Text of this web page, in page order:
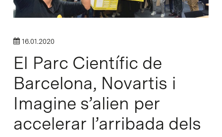
16.01.2020
El Parc Científic de
Barcelona, Novartis i
Imagine s’alien per
accelerar l’arribada dels